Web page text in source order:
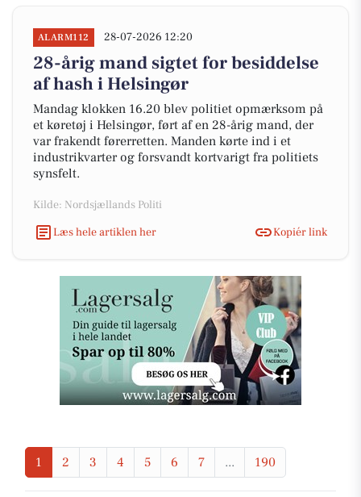
ALARM112 28-07-2026 12:20
28-årig mand sigtet for besiddelse
af hash i Helsingør
Mandag klokken 16.20 blev politiet opmærksom på
et køretøj i Helsingør, ført af en 28-årig mand, der
var frakendt førerretten. Manden kørte ind i et
industrikvarter og forsvandt kortvarigt fra politiets
synsfelt.
Kilde: Nordsjællands Politi
Læs hele artiklen her
Kopiér link
1 2 3 4 5 6 7 ... 190